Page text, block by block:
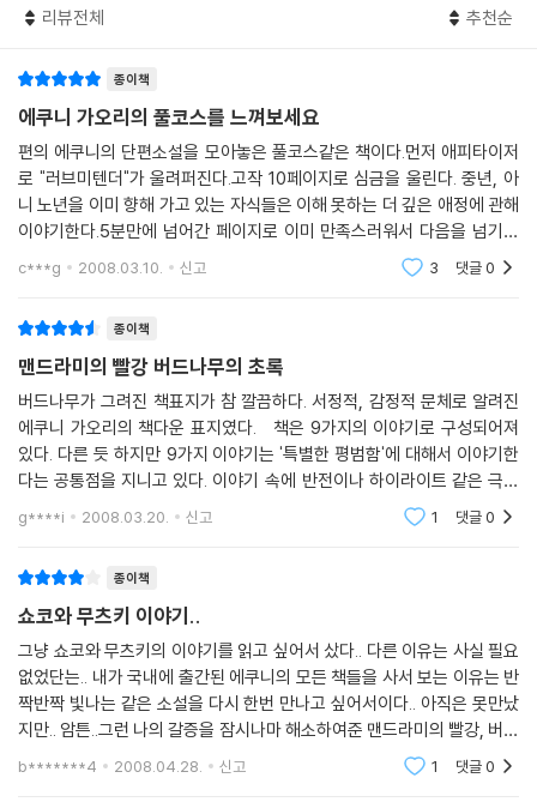
있고 유익한 존재라는 것을 느끼고 싶어서이다. 회사 근처 스포츠센터에서
씨… 내가 요즘 만나고 있는 남자들이다.
밤과 아내와 세제
밤 10시가 지난 시각, 아내가 헤어지자며 말을 꺼낸다. 오늘 밤은 아무래도
잠자긴 다 틀린 것 같다. 아내의 말을 귓등으로 흘려들으며 편의점에 가서
아내한테 필요한 물건들을 잔뜩 사들고 들어온다. 남의 말은 듣지도 않는
다며 투덜거리던 아내는 내가 사온 물건들을 꺼내면서 웃음을 터뜨리고 만
다.
시미즈 부부
시미즈 부부의 공통된 취미는 신문에 실린 부고를 보고 모르는 사람의 장
례식에 가는 것. 고양이를 그 집에 맡기게 되면서 나도 그 취미 활동에 참여
하게 된다. 그리고 장례식을 다녀온 후엔 으레 장어를 먹는다.(나는 지금
살아서 기름기 잘잘 흐르는 고소한 장어를 먹을 수 있다!) 죽음의 강렬함을
알고 나면 어지간한 사랑에는 재미를 못 느낄 거라고 이야기하는 부부, 다
른 사람과의 다른 사랑에 대한 기억을 서로 숨김없이 이야기하는 부부…….
그들과 함께 있는 시간이 좋기만 한 나는 애인의 청혼을 거절한다. 장례식
내가 유쾌하게 살았다는 것을 기억해주었으면 좋겠다.
맨드라미의 빨강, 버드나무의 초록
내(치나미) 인생의 혼란은 ‘기묘한 살롱’에서 시작되었다. 그 살롱은 ‘쇼
코’라는 여자가 게이 남편인 무츠키와 함께 살고 있는 집으로, 그곳에 모이
는 사람들 절반은 게이다. 독일 유학 후 게이가 되어 나타난 남동생(우라
베)을 따라 그곳에 갔다가 거기서 여자도 좋아하고 남자도 좋아하는 불량
러한 특징들 외에도 에쿠니 가오리의 새로운 면모를 보게 될 것이다. 치매
「러브 미 텐더」, 벼룩에 물리고 나서 세상이 달라졌다는 「재난의 전말」, 신
문에 실린 부고를 보고 모르는 사람의 장례식에 간다는 독특한 발상의 작
품 「시미즈 부부」, 헤어지자는 아내에게 세제를 건네주는 엉뚱하고도 귀여
운 남편을 그린 「밤과 아내와 세제」, 세상이라는 이 기묘한 장소에서 새로
운 한 해를 다시 살아내기 위하여 일 년에 한 번씩 만나 장을 보는 세 여자
의 이야기 「기묘한 장소」 등……. 에쿠니 가오리의 작품을 좋아해온 독자들
에게 뜻 깊은 선물이 될 것이다. 조금은 낯설 수도 있지만 여기에 실린 작품
리뷰전체 추천순
종이책
에쿠니 가오리의 풀코스를 느껴보세요
편의 에쿠니의 단편소설을 모아놓은 풀코스같은 책이다.먼저 애피타이저
로 "러브미텐더"가 울려퍼진다.고작 10페이지로 심금을 울린다. 중년, 아
니 노년을 이미 향해 가고 있는 자식들은 이해 못하는 더 깊은 애정에 관해
이야기한다.5분만에 넘어간 페이지로 이미 만족스러워서 다음을 넘기기
에 여운이 아쉬웠다.중간중간 그다지 가볍지만은 않은 소재로 메인코스가
진행된다.에쿠니답게
c***g 2008.03.10. 신고 3 댓글0
종이책
맨드라미의 빨강 버드나무의 초록
버드나무가 그려진 책표지가 참 깔끔하다. 서정적, 감정적 문체로 알려진
에쿠니 가오리의 책다운 표지였다. 책은 9가지의 이야기로 구성되어져
있다. 다른 듯 하지만 9가지 이야기는 '특별한 평범함'에 대해서 이야기한
다는 공통점을 지니고 있다. 이야기 속에 반전이나 하이라이트 같은 극적
인 요소가 자극적이지 않게 몰래 숨어져 있다. 작품 속에서 고양이 벼룩으
로 인한
g****i 2008.03.20. 신고 1 댓글0
종이책
쇼코와 무츠키 이야기..
그냥 쇼코와 무츠키의 이야기를 읽고 싶어서 샀다.. 다른 이유는 사실 필요
없었단는.. 내가 국내에 출간된 에쿠니의 모든 책들을 사서 보는 이유는 반
짝반짝 빛나는 같은 소설을 다시 한번 만나고 싶어서이다.. 아직은 못만났
지만.. 암튼..그런 나의 갈증을 잠시나마 해소하여준 맨드라미의 빨강, 버드
나무의 초록.. 여전한 쇼코와 무츠키의 모습이 얼마나 반가웠는지 모른다..
b*******4 2008.04.28. 신고 1 댓글0